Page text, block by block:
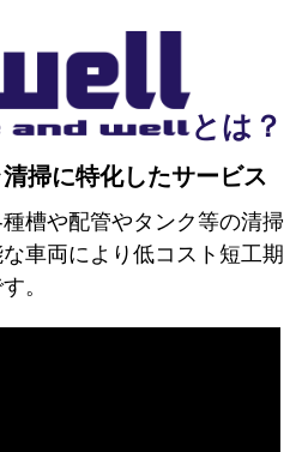
とは？
掃に特化したサービス
槽や配管やタンク等の清掃
車両により低コスト短工期
。